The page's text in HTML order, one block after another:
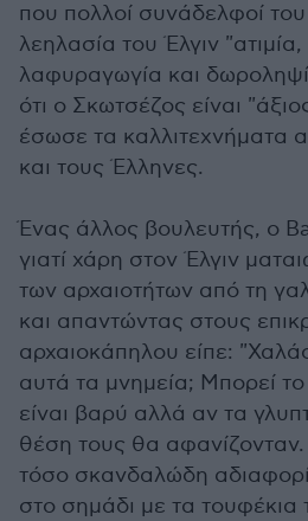
που πολλοί συνάδελφοί
λεηλασία του Έλγιν
λαφυραγωγία και
ότι ο Σκωτσέζος είναι
έσωσε τα καλλιτεχνήματα
και τους Έλληνες.
Ένας άλλος βουλευτής, ο
γιατί χάρη στον Έλγιν
των αρχαιοτήτων από τη
και απαντώντας στους
αρχαιοκάπηλου είπε:
αυτά τα μνημεία; Μπορεί
είναι βαρύ αλλά αν τα
θέση τους θα αφανίζονταν.
τόσο σκανδαλώδη
στο σημάδι με τα τουφέκια